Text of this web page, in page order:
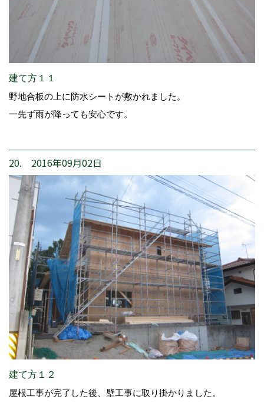
建て方１１
野地合板の上に防水シートが敷かれました。
一先ず雨が降っても安心です。
20. 2016年09月02日
建て方１２
屋根工事が完了した後、壁工事に取り掛かりました。